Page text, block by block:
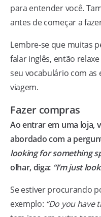
para entender você.
antes de começar a
Lembre-se que muitas
falar inglês, então
seu vocabulário com as
viagem.
Fazer compras
Ao entrar em uma loja,
abordado com a
looking for something
olhar, diga: “I’m just
Se estiver procurando
exemplo: “Do you have